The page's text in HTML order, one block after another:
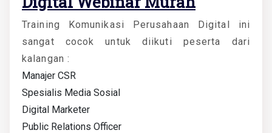
Training Komunikasi Perusahaan Digital ini
sangat cocok untuk diikuti peserta dari
kalangan :
Manajer CSR
Spesialis Media Sosial
Digital Marketer
Public Relations Officer